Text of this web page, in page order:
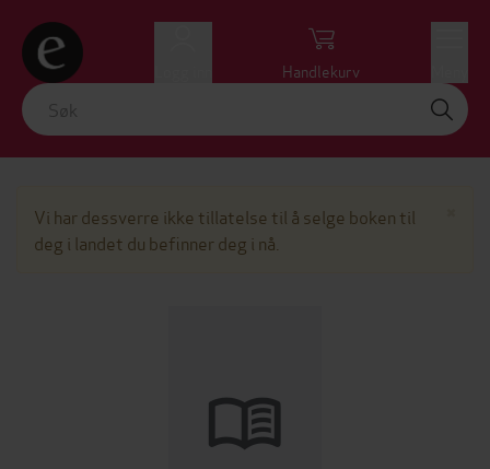
Handlekurv
Vi har dessverre ikke tillatelse til å selge boken til
deg i landet du befinner deg i nå.